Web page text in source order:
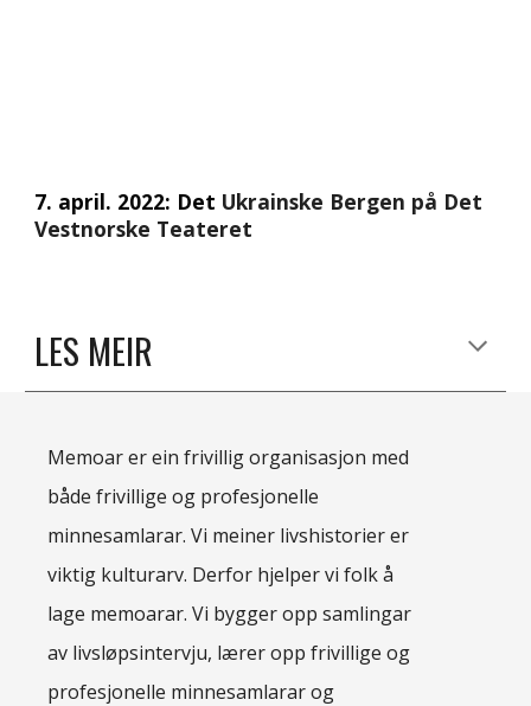
7. april. 2022: Det Ukrainske Bergen på Det
Vestnorske Teateret
LES MEIR
Memoar er ein frivillig organisasjon med
både frivillige og profesjonelle
minnesamlarar. Vi meiner livshistorier er
viktig kulturarv. Derfor hjelper vi folk å
lage memoarar. Vi bygger opp samlingar
av livsløpsintervju, lærer opp frivillige og
profesjonelle minnesamlarar og